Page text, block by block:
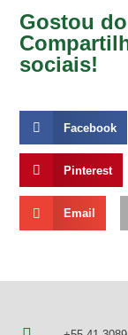
Gostou
sociais!
Facebook
Pinterest
Email